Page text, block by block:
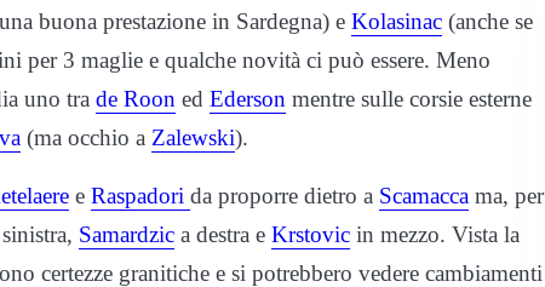
buona prestazione in Sardegna) e Kolasinac (anche se
per 3 maglie e qualche novità ci può essere. Meno
uno tra de Roon ed Ederson mentre sulle corsie esterne
(ma occhio a Zalewski).
e Raspadori da proporre dietro a Scamacca ma, per
Samardzic a destra e Krstovic in mezzo. Vista la
certezze granitiche e si potrebbero vedere cambiamenti